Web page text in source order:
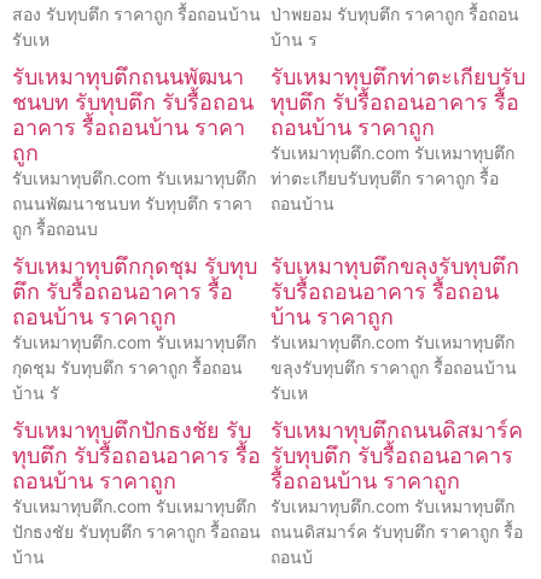
สอง รับทุบตึก ราคาถูก รื้อถอนบ้าน
รับเห
ป่าพยอม รับทุบตึก ราคาถูก รื้อถอน
บ้าน ร
รับเหมาทุบตึกถนนพัฒนา
ชนบท รับทุบตึก รับรื้อถอน
อาคาร รื้อถอนบ้าน ราคา
ถูก
รับเหมาทุบตึก.com รับเหมาทุบตึก
ถนนพัฒนาชนบท รับทุบตึก ราคา
ถูก รื้อถอนบ
รับเหมาทุบตึกท่าตะเกียบรับ
ทุบตึก รับรื้อถอนอาคาร รื้อ
ถอนบ้าน ราคาถูก
รับเหมาทุบตึก.com รับเหมาทุบตึก
ท่าตะเกียบรับทุบตึก ราคาถูก รื้อ
ถอนบ้าน
รับเหมาทุบตึกกุดชุม รับทุบ
ตึก รับรื้อถอนอาคาร รื้อ
ถอนบ้าน ราคาถูก
รับเหมาทุบตึก.com รับเหมาทุบตึก
กุดชุม รับทุบตึก ราคาถูก รื้อถอน
บ้าน รั
รับเหมาทุบตึกขลุงรับทุบตึก
รับรื้อถอนอาคาร รื้อถอน
บ้าน ราคาถูก
รับเหมาทุบตึก.com รับเหมาทุบตึก
ขลุงรับทุบตึก ราคาถูก รื้อถอนบ้าน
รับเห
รับเหมาทุบตึกปักธงชัย รับ
ทุบตึก รับรื้อถอนอาคาร รื้อ
ถอนบ้าน ราคาถูก
รับเหมาทุบตึก.com รับเหมาทุบตึก
ปักธงชัย รับทุบตึก ราคาถูก รื้อถอน
บ้าน
รับเหมาทุบตึกถนนดิสมาร์ค
รับทุบตึก รับรื้อถอนอาคาร
รื้อถอนบ้าน ราคาถูก
รับเหมาทุบตึก.com รับเหมาทุบตึก
ถนนดิสมาร์ค รับทุบตึก ราคาถูก รื้อ
ถอนบ้